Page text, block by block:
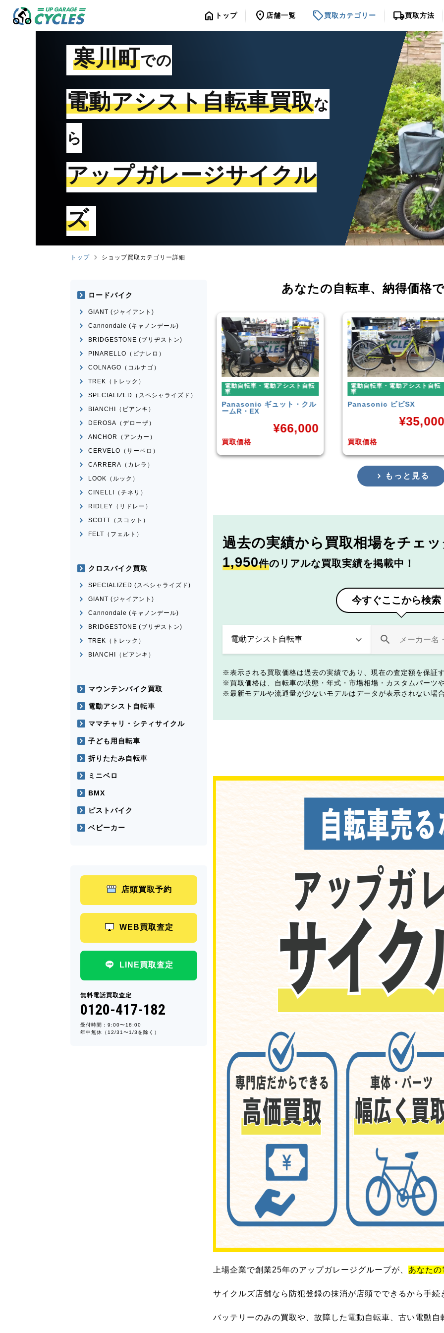
home トップ location_on 店舗一覧 sell買取カテゴリー local_shipping買取方法
寒川町での
電動アシスト自転車買取な
ら
アップガレージサイクル
ズ
トップ ショップ買取カテゴリー詳細
あなたの自転車、 納得価格
電動自転車・電動アシスト自転
車
ームR・EX
買取価格
電動自転車・電動アシスト自転
PanasonicビビSX
買取価格
¥35,000
電動自転車・電動アシスト自
YAMAHA PAS With
買取価格
¥
もっと見る
過去の実績から 買取相場をチェ
1,950件のリアルな買取実績を掲載中！
今すぐここから検索
表示される買取価格は過去の実績であり、現在の査定額を保証
買取価格は、自転車の状態・年式・市場相場・カスタムパーツ
最新モデルや流通量が少ないモデルはデータが表示されない場
上場企業で創業25年のアップガレージグループが、 あなた
サイクルズ店舗なら防犯登録の抹消が店頭でできるから手
バッテリーのみの買取や、故障した電動自転車、古い電動
ロードバイク
GIANT (ジャイアント)
Cannondale (キャノンデール)
BRIDGESTONE (ブリヂストン)
PINARELLO（ピナレロ）
COLNAGO（コルナゴ）
TREK（トレック）
SPECIALIZED（スペシャライズド）
BIANCHI（ビアンキ）
DEROSA（デローザ）
ANCHOR（アンカー）
CERVELO（サーベロ）
CARRERA（カレラ）
LOOK（ルック）
CINELLI（チネリ）
RIDLEY（リドレー）
SCOTT（スコット）
FELT（フェルト）
クロスバイク買取
SPECIALIZED (スペシャライズド)
GIANT (ジャイアント)
Cannondale (キャノンデール)
BRIDGESTONE (ブリヂストン)
TREK（トレック）
BIANCHI（ビアンキ）
マウンテンバイク買取
電動アシスト自転車
ママチャリ・シティサイクル
子ども用自転車
折りたたみ自転車
ミニベロ
BMX
ピストバイク
ベビーカー
店頭買取予約
WEB買取査定
LINE買取査定
無料電話買取査定
0120-417-182
受付時間：9:00〜18:00
年中無休（12/31〜1/3を除く）